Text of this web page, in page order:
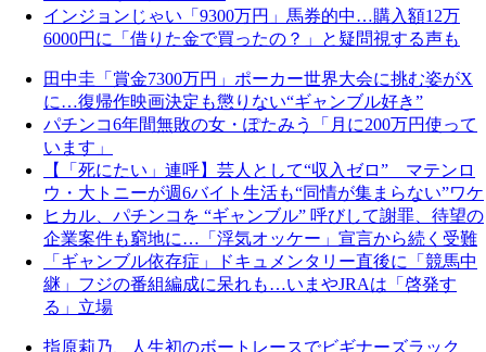
インジョンじゃい「9300万円」馬券的中…購入額12万
6000円に「借りた金で買ったの？」と疑問視する声も
田中圭「賞金7300万円」ポーカー世界大会に挑む姿がX
に…復帰作映画決定も懲りない“ギャンブル好き”
パチンコ6年間無敗の女・ぽたみう「月に200万円使って
います」
【「死にたい」連呼】芸人として“収入ゼロ” マテンロ
ウ・大トニーが週6バイト生活も“同情が集まらない”ワケ
ヒカル、パチンコを “ギャンブル” 呼びして謝罪、待望の
企業案件も窮地に…「浮気オッケー」宣言から続く受難
「ギャンブル依存症」ドキュメンタリー直後に「競馬中
継」フジの番組編成に呆れも…いまやJRAは「啓発す
る」立場
指原莉乃、人生初のボートレースでビギナーズラック